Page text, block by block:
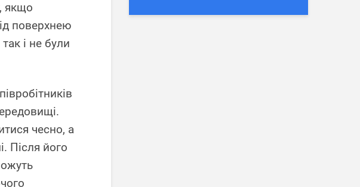
якщо
поверхнею
і не були
чесно, а
Після його